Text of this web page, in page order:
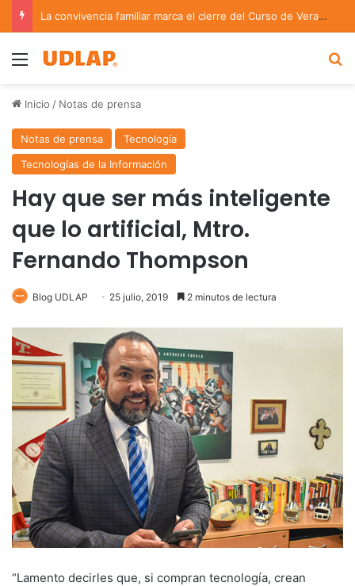
La convivencia familiar marca el cierre del Curso de Verano de Escuelas Aztecas
Menu
Inicio / Notas de prensa
Notas de prensa
Tecnología
Tecnologías de la Información
Hay que ser más inteligente
que lo artificial, Mtro.
Fernando Thompson
Blog UDLAP 25 julio, 2019 2 minutos de lectura
“Lamento decirles que, si compran tecnología, crean